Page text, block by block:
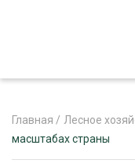
Главная / Лесное
масштабах страны